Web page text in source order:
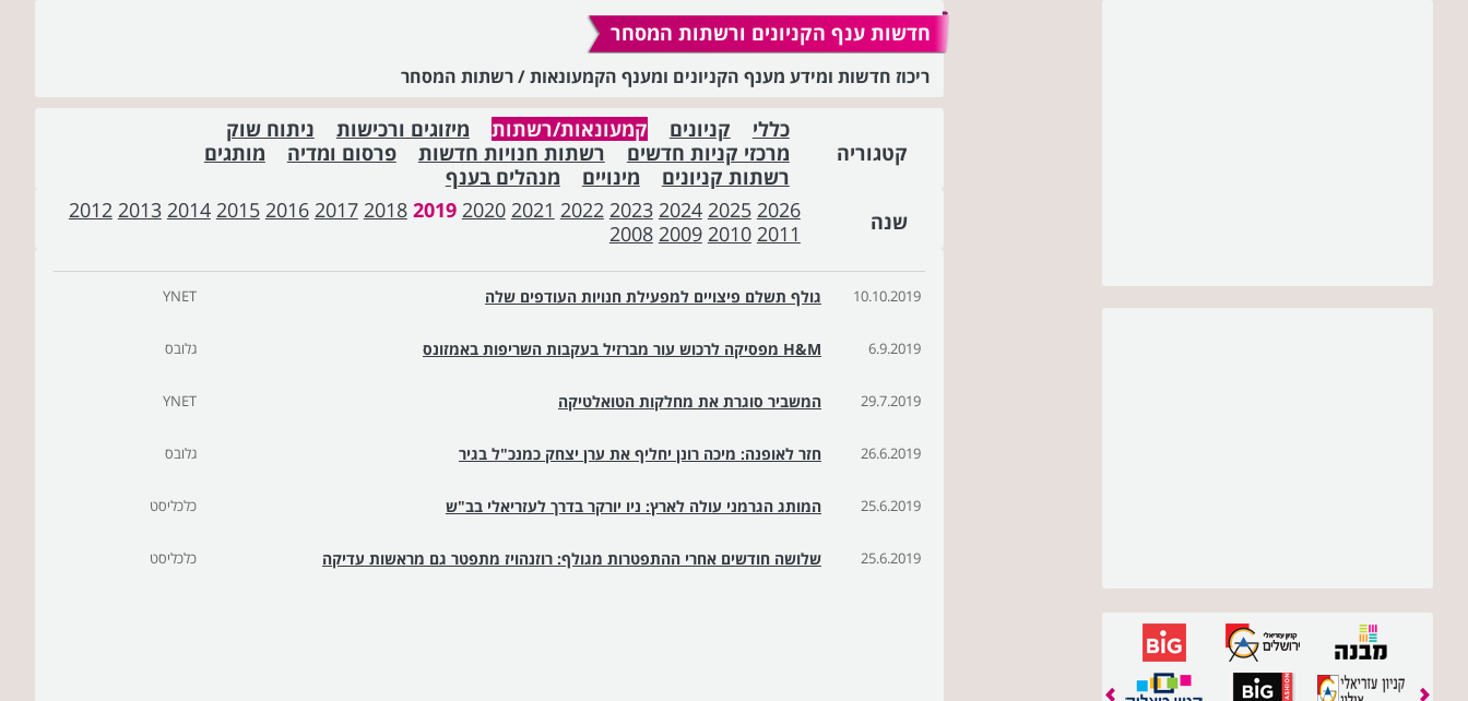
חדשות ענף הקניונים ורשתות המסחר
ריכוז חדשות ומידע מענף הקניונים ומענף הקמעונאות / רשתות המסחר
קטגוריה
כללי קניונים קמעונאות/רשתות מיזוגים ורכישות
ניתוח שוק
מרכזי קניות חדשים
רשתות חנויות חדשות פרסום ומדיה
מותגים
רשתות קניונים
מינויים
מנהלים בענף
שנה
2026
2025
2024
2023
2022
2021
2020
2019
2018
2017
2016
2015
2014
2013
2012
2011
2010
2009
2008
10.10.2019 גולף תשלם פיצויים למפעילת חנויות העודפים שלה YNET
6.9.2019 H&M מפסיקה לרכוש עור מברזיל בעקבות השריפות באמזונס גלובס
29.7.2019 המשביר סוגרת את מחלקות הטואלטיקה YNET
26.6.2019 חזר לאופנה: מיכה רונן יחליף את ערן יצחק כמנכ"ל בגיר גלובס
25.6.2019 המותג הגרמני עולה לארץ: ניו יורקר בדרך לעזריאלי בב"ש כלכליסט
25.6.2019 שלושה חודשים אחרי ההתפטרות מגולף: רוזנהויז מתפטר גם מראשות עדיקה כלכליסט